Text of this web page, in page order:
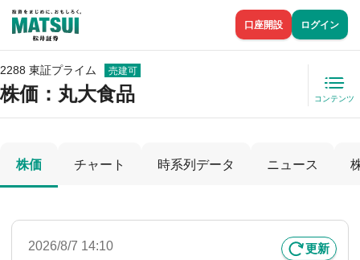
口座開設 ログイン
2288 東証プライム 売建可
株価 ：丸大食品 コンテンツ
株価 チャート 時系列データ ニュース
2026/8/7 14:10 更新